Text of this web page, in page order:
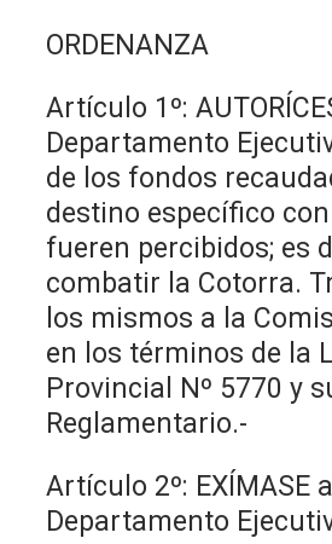
ORDENANZA
Artículo 1º:
Departamento
de los fondos
destino específico
fueren percibidos; es
combatir la Cotorra.
los mismos a la
en los términos de la
Provincial Nº 5770 y
Reglamentario.-
Artículo 2º: EXÍMASE al
Departamento